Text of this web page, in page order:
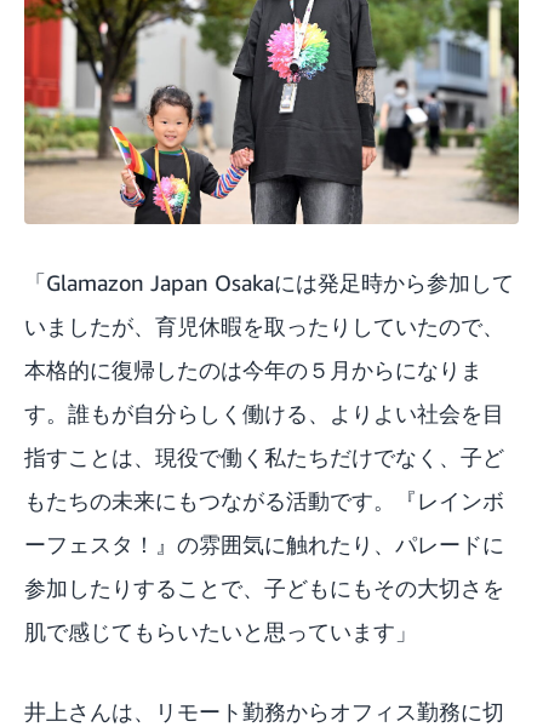
「Glamazon Japan Osakaには発足時から参加して
いましたが、育児休暇を取ったりしていたので、
本格的に復帰したのは今年の５月からになりま
す。誰もが自分らしく働ける、よりよい社会を目
指すことは、現役で働く私たちだけでなく、子ど
もたちの未来にもつながる活動です。『レインボ
ーフェスタ！』の雰囲気に触れたり、パレードに
参加したりすることで、子どもにもその大切さを
肌で感じてもらいたいと思っています」
井上さんは、リモート勤務からオフィス勤務に切